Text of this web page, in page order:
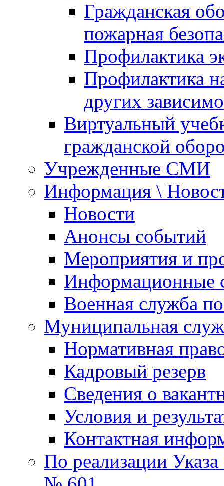
Гражданская
пожарная
Профилактика
Профилактика
других
Виртуальный
гражданской
Учрежденные СМИ
Информация \
Новости
Анонсы событий
Мероприятия и
Информационные
Военная служба
Муниципальная
Нормативная
Кадровый резерв
Сведения о
Условия и
Контактная
По реализации